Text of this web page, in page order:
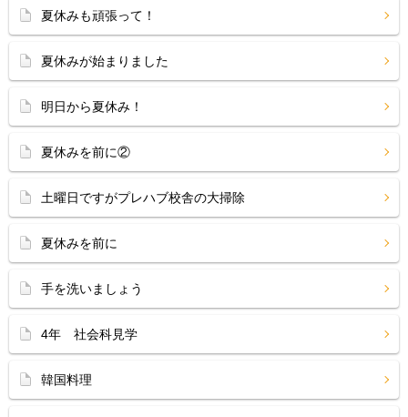
夏休みも頑張って！
夏休みが始まりました
明日から夏休み！
夏休みを前に②
土曜日ですがプレハブ校舎の大掃除
夏休みを前に
手を洗いましょう
4年 社会科見学
韓国料理